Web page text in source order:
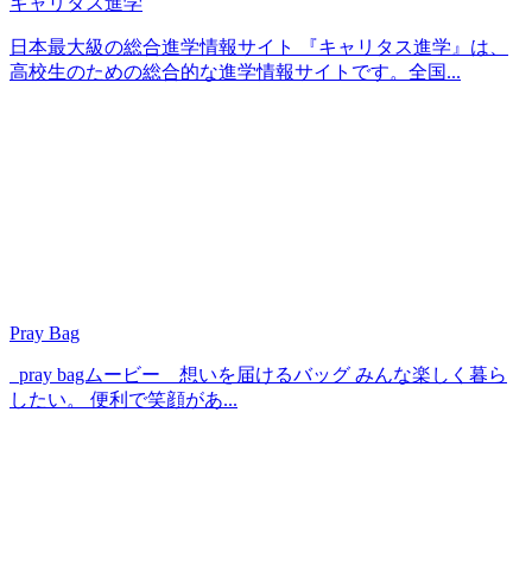
日本最大級の総合進学情報サイト 『キャリタス進学』は、
高校生のための総合的な進学情報サイトです。全国...
Pray Bag
pray bagムービー 想いを届けるバッグ みんな楽しく暮ら
したい。 便利で笑顔があ...